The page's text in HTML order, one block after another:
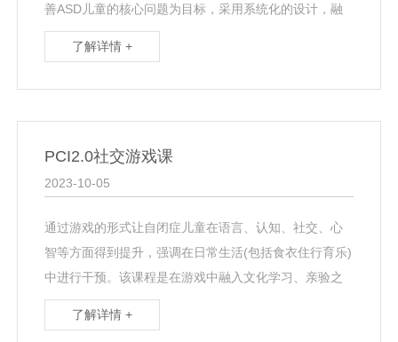
善ASD儿童的核心问题为目标，采用系统化的设计，融
入丰富多元的课程内容，内容涉及感觉、知觉、记···
了解详情 +
PCI2.0社交游戏课
2023-10-05
通过游戏的形式让自闭症儿童在语言、认知、社交、心
智等方面得到提升，强调在日常生活(包括食衣住行育乐)
中进行干预。该课程是在游戏中融入文化学习、亲验之
心、认知建构、社会建构与文化建构的理论而成。其中
文化···
了解详情 +